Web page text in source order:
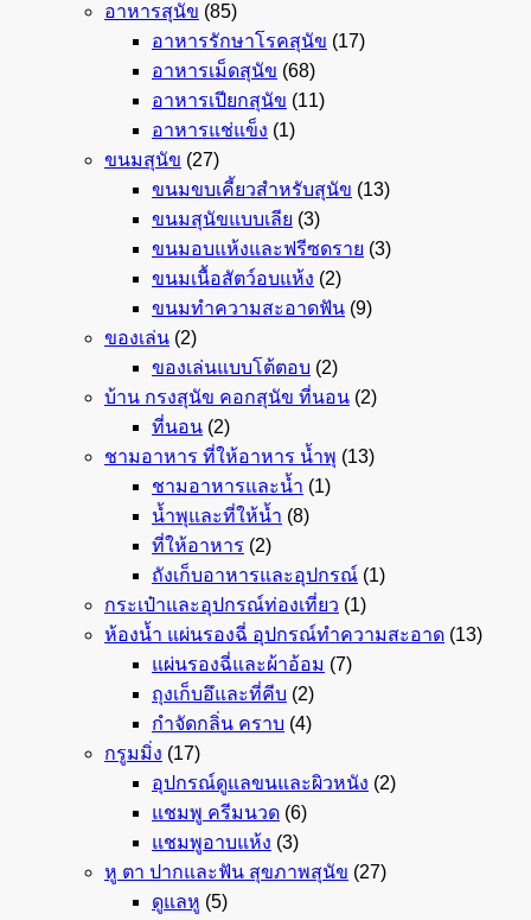
อาหารสุนัข (85)
อาหารรักษาโรคสุนัข (17)
อาหารเม็ดสุนัข (68)
อาหารเปียกสุนัข (11)
อาหารแช่แข็ง (1)
ขนมสุนัข (27)
ขนมขบเคี้ยวสำหรับสุนัข (13)
ขนมสุนัขแบบเลีย (3)
ขนมอบแห้งและฟรีซดราย (3)
ขนมเนื้อสัตว์อบแห้ง (2)
ขนมทำความสะอาดฟัน (9)
ของเล่น (2)
ของเล่นแบบโต้ตอบ (2)
บ้าน กรงสุนัข คอกสุนัข ที่นอน (2)
ที่นอน (2)
ชามอาหาร ที่ให้อาหาร น้ำพุ (13)
ชามอาหารและน้ำ (1)
น้ำพุและที่ให้น้ำ (8)
ที่ให้อาหาร (2)
ถังเก็บอาหารและอุปกรณ์ (1)
กระเป๋าและอุปกรณ์ท่องเที่ยว (1)
ห้องน้ำ แผ่นรองฉี่ อุปกรณ์ทำความสะอาด (13)
แผ่นรองฉี่และผ้าอ้อม (7)
ถุงเก็บอึและที่คีบ (2)
กำจัดกลิ่น คราบ (4)
กรูมมิ่ง (17)
อุปกรณ์ดูแลขนและผิวหนัง (2)
แชมพู ครีมนวด (6)
แชมพูอาบแห้ง (3)
หู ตา ปากและฟัน สุขภาพสุนัข (27)
ดูแลหู (5)